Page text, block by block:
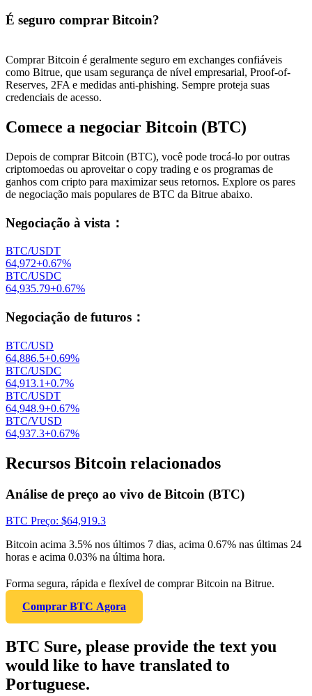
É seguro comprar Bitcoin?
Comprar Bitcoin é geralmente seguro em exchanges confiáveis ​​
como Bitrue, que usam segurança de nível empresarial, Proof-of-
Reserves, 2FA e medidas anti-phishing. Sempre proteja suas
credenciais de acesso.
Comece a negociar Bitcoin (BTC)
Depois de comprar Bitcoin (BTC), você pode trocá-lo por outras
criptomoedas ou aproveitar o copy trading e os programas de
ganhos com cripto para maximizar seus retornos. Explore os pares
de negociação mais populares de BTC da Bitrue abaixo.
Negociação à vista ：
BTC/USDT
64,972+0.67%
BTC/USDC
64,935.79+0.67%
Negociação de futuros ：
BTC/USD
64,886.5+0.69%
BTC/USDC
64,913.1+0.7%
BTC/USDT
64,948.9+0.67%
BTC/VUSD
64,937.3+0.67%
Recursos Bitcoin relacionados
Análise de preço ao vivo de Bitcoin (BTC)
BTC Preço: $64,919.3
Bitcoin acima 3.5% nos últimos 7 dias, acima 0.67% nas últimas 24
horas e acima 0.03% na última hora.
Forma segura, rápida e flexível de comprar Bitcoin na Bitrue.
Comprar BTC Agora
BTC Sure, please provide the text you
would like to have translated to
Portuguese.